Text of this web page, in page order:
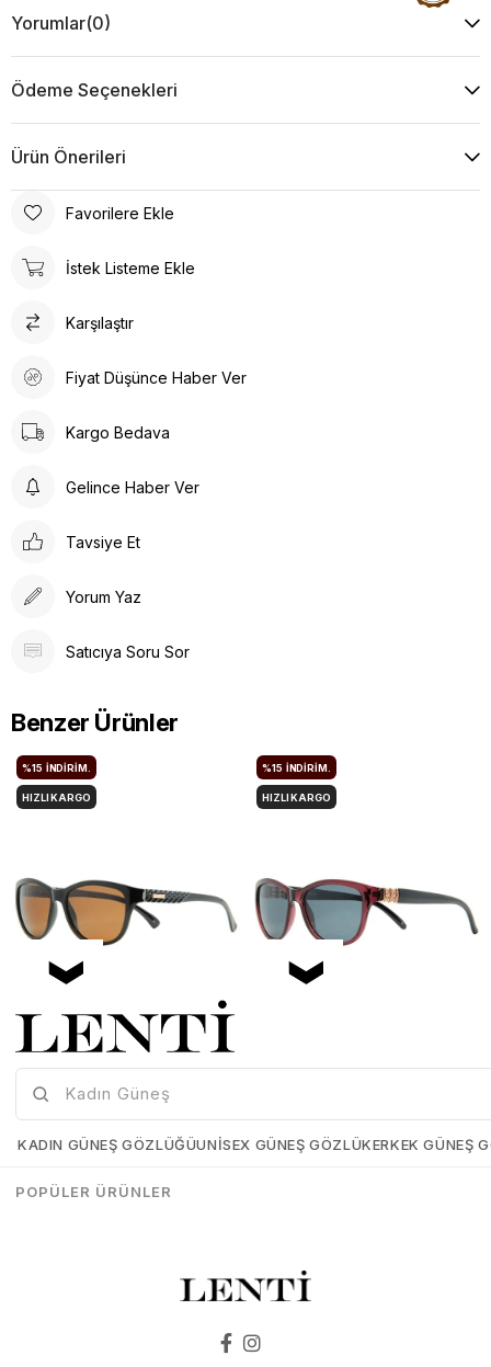
Yorumlar(0)
Ödeme Seçenekleri
Ürün Önerileri
Favorilere Ekle
İstek Listeme Ekle
Karşılaştır
Fiyat Düşünce Haber Ver
Kargo Bedava
Gelince Haber Ver
Tavsiye Et
Yorum Yaz
Satıcıya Soru Sor
Benzer Ürünler
Mia-Maria-OF127-C2-56
%15 İNDIRIM.
HIZLI KARGO
Mia-Maria-OF126-C3-56
%15 İNDIRIM.
HIZLI KARGO
KADIN GÜNEŞ GÖZLÜĞÜUNISEX GÜNEŞ GÖZLÜKERKEK GÜNEŞ
POPÜLER ÜRÜNLER